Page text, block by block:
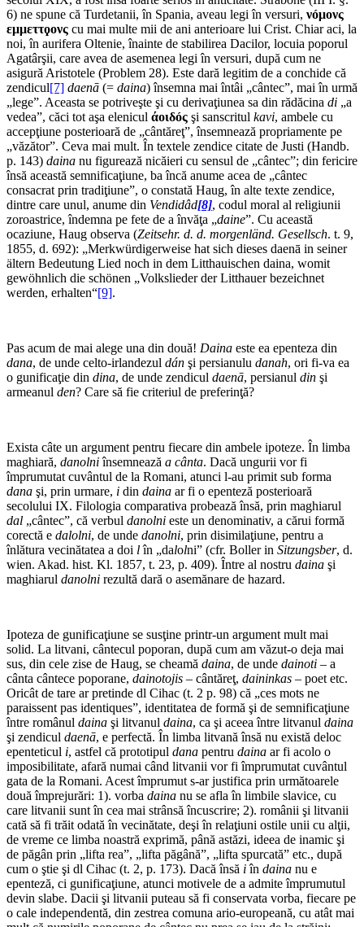
6) ne spune că Turdetanii, în Spania, aveau legi în versuri, νóμoνς
εμμεττϙονς cu mai multe mii de ani anterioare lui Crist. Chiar aci, la
noi, în aurifera Oltenie, înainte de stabilirea Dacilor, locuia poporul
Agatârşii, care avea de asemenea legi în versuri, după cum ne
asigură Aristotele (Problem 28). Este dară legitim de a conchide că
zendicul[7] daenā (= daina) însemna mai întâi „cântec”, mai în urmă
„lege”. Aceasta se potriveşte şi cu derivaţiunea sa din rădăcina di „a
vedea”, căci tot aşa elenicul άοιδóς şi sanscritul kavi, ambele cu
accepţiune posterioară de „cântăreţ”, însemnează propriamente pe
„văzător”. Ceva mai mult. În textele zendice citate de Justi (Handb.
p. 143) daina nu figurează nicăieri cu sensul de „cân­tec”; din fericire
însă această semnificaţiune, ba încă anume acea de „cântec
consacrat prin tradiţiune”, o constată Haug, în alte texte zendice,
dintre care unul, anume din Vendidâd[8], codul moral al religiunii
zoroastrice, îndemna pe fete de a învăţa „daine”. Cu această
ocaziune, Haug observa (Zeitsehr. d. d. morgenländ. Gesellsch. t. 9,
1855, d. 692): „Merk­würdigerweise hat sich dieses daenā in seiner
ältern Bedeutung Lied noch in dem Litthauischen daina, womit
gewöhnlich die schönen „Volkslieder der Litthauer bezeichnet
werden, erhalten“[9].
Pas acum de mai alege una din două! Daina este ea epenteza din
dana, de unde celto-irlandezul dán şi persianulu danah, ori fi-va ea
o gunificaţie din dina, de unde zendicul daenā, persianul din şi
armeanul den? Care să fie criteriul de preferinţă?
Exista câte un argument pentru fiecare din am­bele ipoteze. În limba
maghiară, danolniînsemnează a cânta. Dacă ungurii vor fi
împrumutat cuvântul de la Romani, atunci l-au primit sub forma
dana şi, prin urmare, i din daina ar fi o epenteză posterioară
secolului IX. Filologia comparativa probează însă, prin maghiarul
dal „cântec”, că verbul danolni este un denominativ, a cărui formă
corectă e dalolni, de unde danolni, prin disimilaţiune, pentru a
înlătura vecinătatea a doi lîn „dalolni” (cfr. Boller in Sitzungsber, d.
wien. Akad. hist. Kl. 1857, t. 23, p. 409). Între al nostru daina şi
maghiarul danolni rezultă dară o asemănare de hazard.
Ipoteza de gunificaţiune se susţine printr-un ar­gument mult mai
solid. La litvani, cântecul poporan, după cum am văzut-o deja mai
sus, din cele zise de Haug, se cheamă daina, de unde dainoti – a
cânta cântece poporane, dainotojis – cântăreţ, daininkas – poet etc.
Oricât de tare ar pretinde dl Cihac (t. 2 p. 98) că „ces mots ne
paraissent pas identiques”, identitatea de formă şi de semnificaţiune
între românul daina şi litvanul daina, ca şi aceea între litvanul daina
şi zendicul daenā, e perfectă. În limba litvană însă nu există deloc
epenteticul i, astfel că prototipul dana pentru daina ar fi acolo o
imposibili­tate, afară numai când litvanii vor fi împrumutat cu­vântul
gata de la Romani. Acest împrumut s-ar jus­tifica prin următoarele
două împrejurări: 1). vorba daina nu se afla în limbile slavice, cu
care litvanii sunt în cea mai strânsă încuscrire; 2). românii şi litvanii
cată să fi trăit odată în vecinătate, deşi în relaţiuni ostile unii cu alţii,
de vreme ce limba noastră exprimă, până astăzi, ideea de inamic şi
de păgân prin „lifta rea”, „lifta pă­gână”, „lifta spurcată” etc., după
cum o ştie şi dl Cihac (t. 2, p. 173). Dacă însă iîn daina nu e
epenteză, ci gunificaţiune, atunci motivele de a admite împrumutul
devin slabe. Dacii şi litvanii puteau să fi conservata vorba, fiecare pe
o cale independentă, din zestrea co­muna ario-europeană, cu atât mai